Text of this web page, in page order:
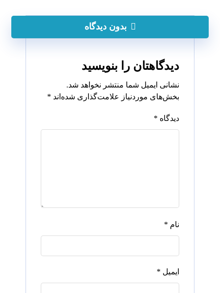
بدون دیدگاه
دیدگاهتان را بنویسید
نشانی ایمیل شما منتشر نخواهد شد.
بخش‌های موردنیاز علامت‌گذاری شده‌اند *
دیدگاه *
نام *
ایمیل *